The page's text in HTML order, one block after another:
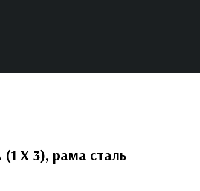
(1 X 3), рама сталь